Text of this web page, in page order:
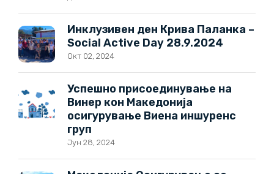
Инклузивен ден Крива Паланка –
Social Active Day 28.9.2024
Окт 02, 2024
Успешно присоединување на
Винер кон Македонија
осигурување Виена иншуренс
груп
Јун 28, 2024